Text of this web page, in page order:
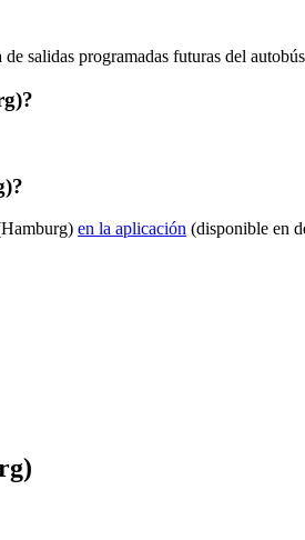
salidas programadas futuras del
en la aplicación (disponible en